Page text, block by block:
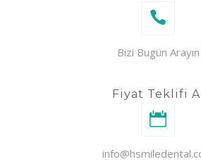
Bizi Bugün Arayın
Fiyat Teklifi Al